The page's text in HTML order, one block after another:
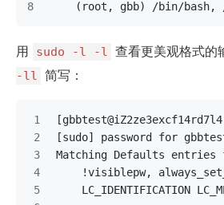
(root, gbb) /bin/bash,
用 sudo -l -l 查看更美观格式的
-ll 简写：
[sudo] password for
Matching Defaults entries
!visiblepw,
LC_IDENTIFICATION